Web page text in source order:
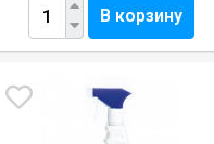
В корзину